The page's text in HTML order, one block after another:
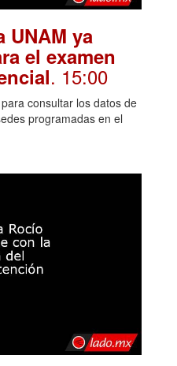
UNAM ya
el examen
. 15:00
consultar los datos de
programadas en el